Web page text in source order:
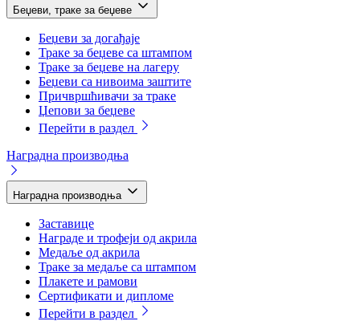
Беџеви, траке за беџеве
Беџеви за догађаје
Траке за беџеве са штампом
Траке за беџеве на лагеру
Беџеви са нивоима заштите
Причвршћивачи за траке
Џепови за беџеве
Перейти в раздел
Наградна производња
Наградна производња
Заставице
Награде и трофеји од акрила
Медаље од акрила
Траке за медаље са штампом
Плакете и рамови
Сертификати и дипломе
Перейти в раздел